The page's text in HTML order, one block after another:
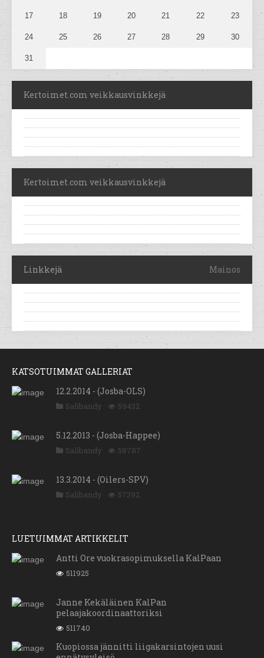
17 18 19 20 21 22 23
24 25 26 27 28 29 30
31
Kertoimet.com veikkausvinkkejä
Kertoimet.com veikkausvinkkejä
Linkkejä Mainos
KATSOTUIMMAT GALLERIAT
12.2.2014 - (Josba-OLS)
Salibandy 59432
5.12.2013 - (Josba-Happee)
Salibandy 58787
13.3.2014 - (Oilers-SPV)
Salibandy 57392
LUETUIMMAT ARTIKKELIT
Antti Ore vuokrasopimuksella KalPaan
511925
Janne Kekäläinen KalPan
pelaajakoordinaattoriksi
511740
Kuopiossa jännitti liigakarsintojen uusi